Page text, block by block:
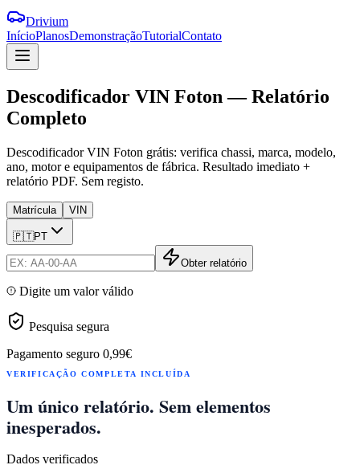
Drivium
InícioPlanosDemonstraçãoTutorialContato
Descodificador VIN Foton—Relatório
Completo
Descodificador VIN Foton grátis: verifica chassi, marca, modelo,
ano, motor e equipamentos de fábrica. Resultado imediato +
relatório PDF. Sem registo.
Matrícula VIN
🇵🇹PT
Obter relatório
Digite um valor válido
Pesquisa segura
Pagamento seguro 0,99€
VERIFICAÇÃO COMPLETA INCLUÍDA
Um único relatório. Sem elementos
inesperados.
Dados verificados